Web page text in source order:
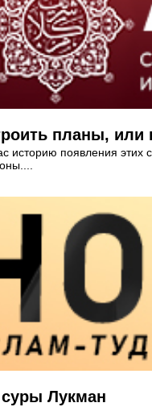
планы,
историю появления
суры Лукман